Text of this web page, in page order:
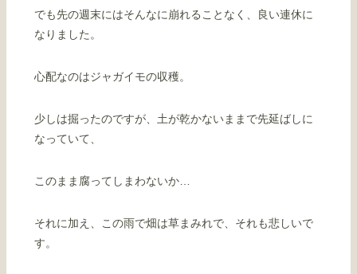
でも先の週末にはそんなに崩れることなく、良い連休に
なりました。
心配なのはジャガイモの収穫。
少しは掘ったのですが、土が乾かないままで先延ばしに
なっていて、
このまま腐ってしまわないか…
それに加え、この雨で畑は草まみれで、それも悲しいで
す。